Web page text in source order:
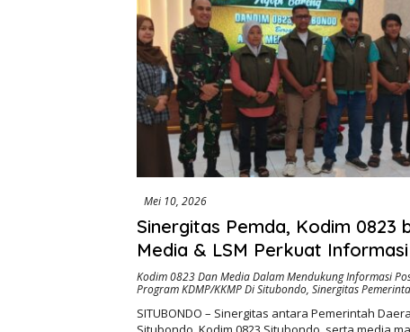
Mei 10, 2026
Sinergitas Pemda, Kodim 0823
Media & LSM Perkuat
untuk Mendukung KDMP/
Situbondo
Kodim 0823 Dan Media Dalam Mendukung Informasi
Program KDMP/KKMP Di Situbondo, Sinergitas
SITUBONDO – Sinergitas antara Pemerintah